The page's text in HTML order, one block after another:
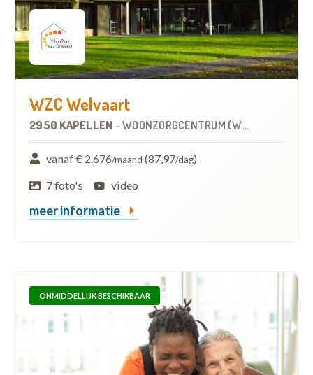
WZC Welvaart
2950 KAPELLEN - WOONZORGCENTRUM (WZC)
vanaf € 2.676/maand (87,97/dag)
7 foto's
video
meer informatie
ONMIDDELLIJK BESCHIKBAAR